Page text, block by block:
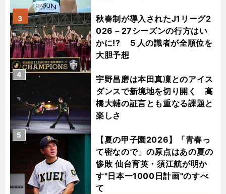
秋春制が導入されたJ1リーグ2
026－27シーズンの行方はい
かに!? ５人の識者が全順位を
大胆予想
3
宇野昌磨は本田真凜とのアイス
ダンスで新境地を切り開く 高
橋大輔の証言とも重なる課題と
楽しさ
4
【夏の甲子園2026】「青春っ
て密なので」の原点はあの夏の
惨敗 仙台育英・須江航が明か
す"日本一1000日計画"のすべ
て
5